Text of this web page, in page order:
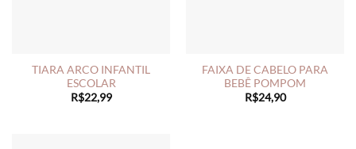
TIARA ARCO INFANTIL
ESCOLAR
R$22,99
FAIXA DE CABELO PARA
BEBÊ POMPOM
R$24,90